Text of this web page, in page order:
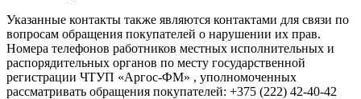
Указанные контакты также являются контактами для связи по
вопросам обращения покупателей о нарушении их прав.
Номера телефонов работников местных исполнительных и
распорядительных органов по месту государственной
регистрации ЧТУП «Аргос-ФМ» , уполномоченных
рассматривать обращения покупателей: +375 (222) 42-40-42